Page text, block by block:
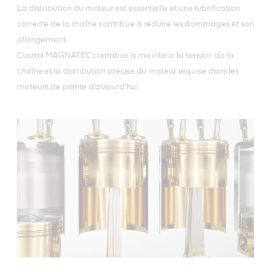
La distribution du moteur est essentielle et une lubrification
correcte de la chaîne contribue à réduire les dommages et son
allongement.
Castrol MAGNATEC contribue à maintenir la tension de la
chaîne et la distribution précise du moteur requise dans les